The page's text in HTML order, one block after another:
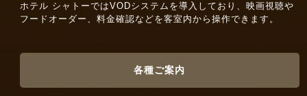
ホテル シャトーではVODシステムを導入しており、映画視聴や
フードオーダー、料金確認などを客室内から操作できます。
各種ご案内